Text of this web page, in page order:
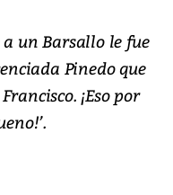
a un Barsallo le fue
Pinedo que
¡Eso por